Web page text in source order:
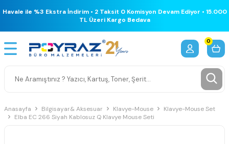
Havale ile %3 Ekstra İndirim • 2 Taksit 0 Komisyon Devam Ediyor • 15.000
TL Üzeri Kargo Bedava
0
Anasayfa Bilgisayar& Aksesuar Klavye-Mouse
Klavye-Mouse Set
Elba EC 266 Siyah Kablosuz Q Klavye Mouse Seti